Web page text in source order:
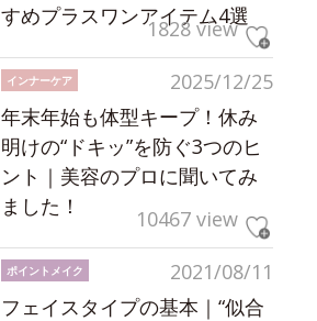
すめプラスワンアイテム4選
1828 view
2025/12/25
インナーケア
年末年始も体型キープ！休み
明けの“ドキッ”を防ぐ3つのヒ
ント｜美容のプロに聞いてみ
ました！
10467 view
2021/08/11
ポイントメイク
フェイスタイプの基本｜“似合